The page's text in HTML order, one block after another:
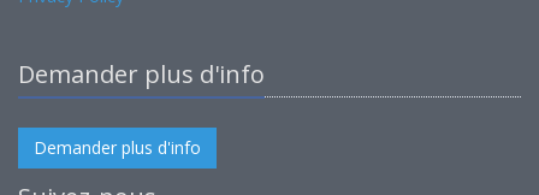
Demander plus d'info
Demander plus d'info